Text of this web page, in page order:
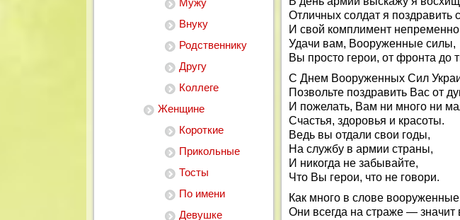
Мужу
Внуку
Родственнику
Другу
Коллеге
Женщине
Короткие
Прикольные
Тосты
По имени
Девушке
Отличных солдат я поздравить
И свой комплимент непременно
Удачи вам, Вооруженные силы,
Вы просто герои, от фронта до
С Днем Вооруженных Сил
Позвольте поздравить Вас от
И пожелать, Вам ни много ни
Счастья, здоровья и красоты.
Ведь вы отдали свои годы,
На службу в армии страны,
И никогда не забывайте,
Что Вы герои, что не говори.
Как много в слове вооруженные
Они всегда на страже — значит